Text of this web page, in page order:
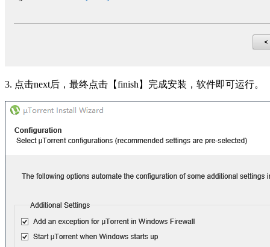
3. 点击next后，最终点击【finish】完成安装，软件即可运行。